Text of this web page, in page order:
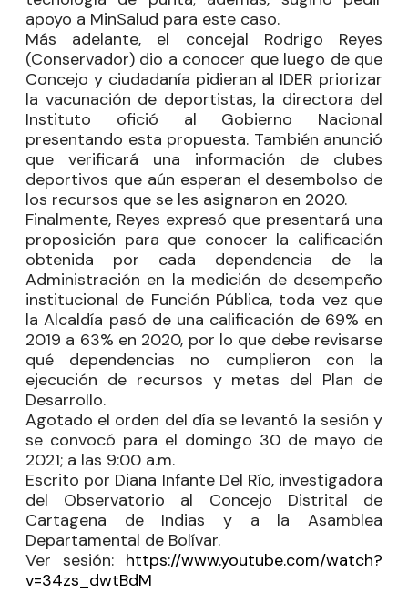
apoyo a MinSalud para este caso.
Más adelante, el concejal Rodrigo Reyes
(Conservador) dio a conocer que luego de que
Concejo y ciudadanía pidieran al IDER priorizar
la vacunación de deportistas, la directora del
Instituto ofició al Gobierno Nacional
presentando esta propuesta. También anunció
que verificará una información de clubes
deportivos que aún esperan el desembolso de
los recursos que se les asignaron en 2020.
Finalmente, Reyes expresó que presentará una
proposición para que conocer la calificación
obtenida por cada dependencia de la
Administración en la medición de desempeño
institucional de Función Pública, toda vez que
la Alcaldía pasó de una calificación de 69% en
2019 a 63% en 2020, por lo que debe revisarse
qué dependencias no cumplieron con la
ejecución de recursos y metas del Plan de
Desarrollo.
Agotado el orden del día se levantó la sesión y
se convocó para el domingo 30 de mayo de
2021; a las 9:00 a.m.
Escrito por Diana Infante Del Río, investigadora
del Observatorio al Concejo Distrital de
Cartagena de Indias y a la Asamblea
Departamental de Bolívar.
Ver sesión: https://www.youtube.com/watch?
v=34zs_dwtBdM